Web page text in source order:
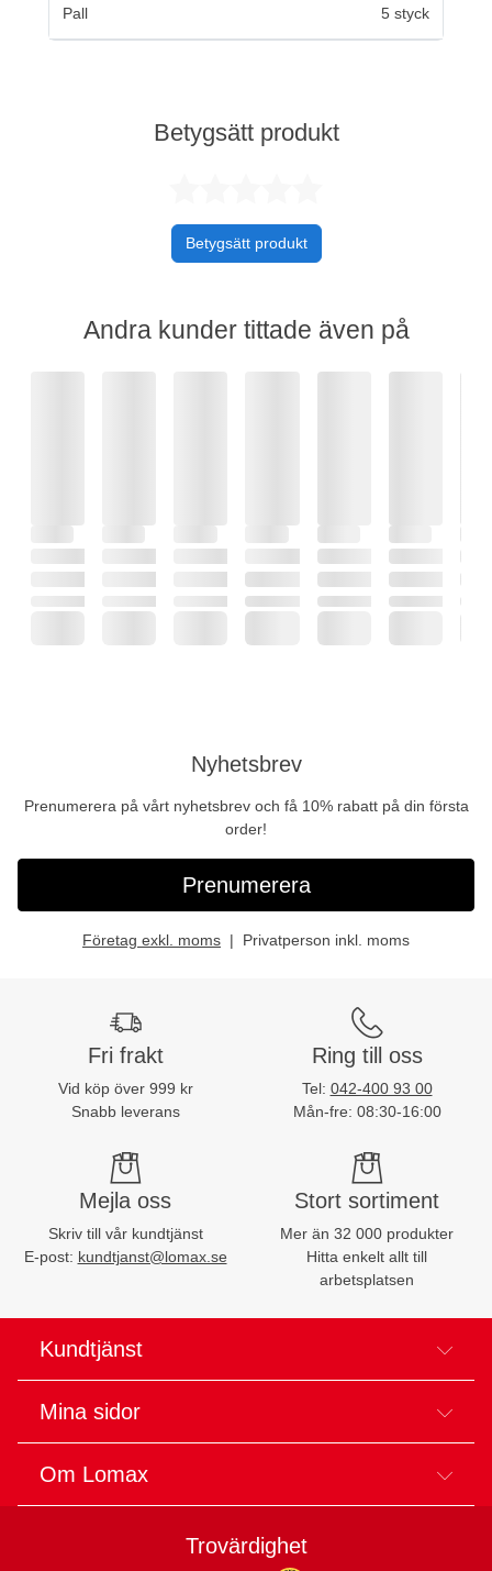
Pall 5 styck
Betygsätt produkt
Betygsätt produkt
Andra kunder tittade även på
Nyhetsbrev
Prenumerera på vårt nyhetsbrev och få 10% rabatt på din första
order!
Prenumerera
Företag exkl. moms Privatperson inkl. moms
Fri frakt
Vid köp över 999 kr
Snabb leverans
Ring till oss
Tel: 042-400 93 00
Mån-fre: 08:30-16:00
Mejla oss
Skriv till vår kundtjänst
E-post: kundtjanst@lomax.se
Stort sortiment
Mer än 32 000 produkter
Hitta enkelt allt till
arbetsplatsen
Kundtjänst
Mina sidor
Om Lomax
Trovärdighet